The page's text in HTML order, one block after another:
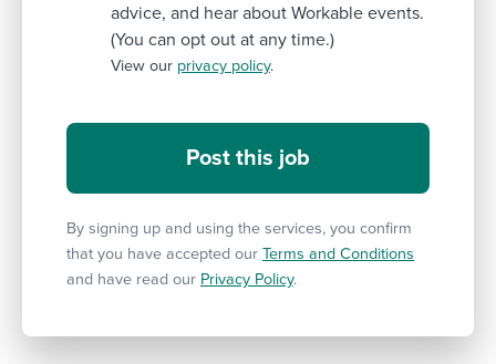
advice, and hear about Workable events.
(You can opt out at any time.)
View our privacy policy.
By signing up and using the services, you confirm
that you have accepted our Terms and Conditions
and have read our Privacy Policy.